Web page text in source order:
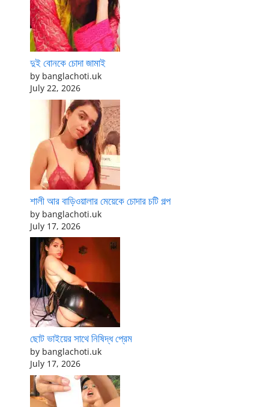
দুই বোনকে চোদা জামাই
by banglachoti.uk
July 22, 2026
শালী আর বাড়িওয়ালার মেয়েকে চোদার চটি গল্প
by banglachoti.uk
July 17, 2026
ছোট ভাইয়ের সাথে নিষিদ্ধ প্রেম
by banglachoti.uk
July 17, 2026